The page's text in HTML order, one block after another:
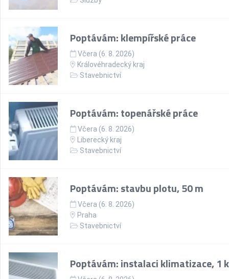
Poptávám: klempířské práce
Včera (6. 8. 2026)
Královéhradecký kraj
Stavebnictví
Poptávám: topenářské práce
Včera (6. 8. 2026)
Liberecký kraj
Stavebnictví
Poptávám: stavbu plotu, 50 m
Včera (6. 8. 2026)
Praha
Stavebnictví
Poptávám: instalaci klimatizace, 1